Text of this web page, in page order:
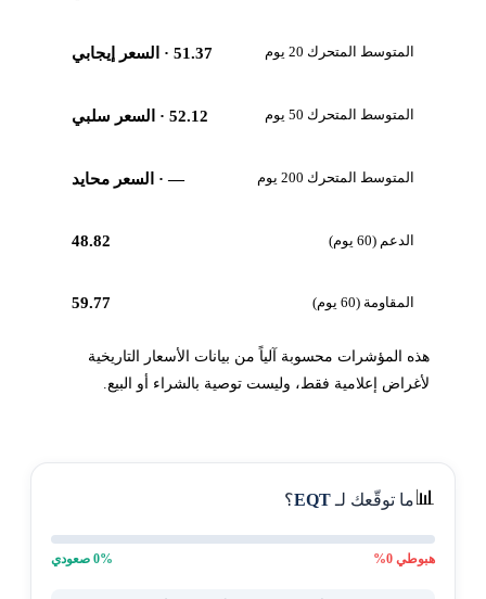
المتوسط المتحرك 20 يوم 51.37· السعر إيجابي
المتوسط المتحرك 50 يوم 52.12· السعر سلبي
المتوسط المتحرك 200 يوم —· السعر محايد
الدعم (60 يوم) 48.82
المقاومة (60 يوم) 59.77
هذه المؤشرات محسوبة آلياً من بيانات الأسعار التاريخية
لأغراض إعلامية فقط، وليست توصية بالشراء أو البيع.
📊ما توقّعك لـEQT؟
هبوطي0
%
0% صعودي